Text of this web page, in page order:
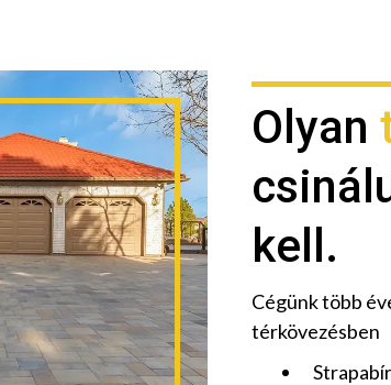
Olyan
kell.
Cégünk több
térkövezésben